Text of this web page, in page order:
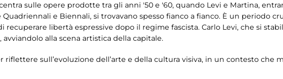
sulle opere prodotte tra gli anni '50 e '60, quando Levi e Martina,
e Biennali, si trovavano spesso fianco a fianco. È un periodo
recuperare libertà espressive dopo il regime fascista. Carlo Levi, che si
avviandolo alla scena artistica della capitale.
riflettere sull’evoluzione dell’arte e della cultura visiva, in un contesto che